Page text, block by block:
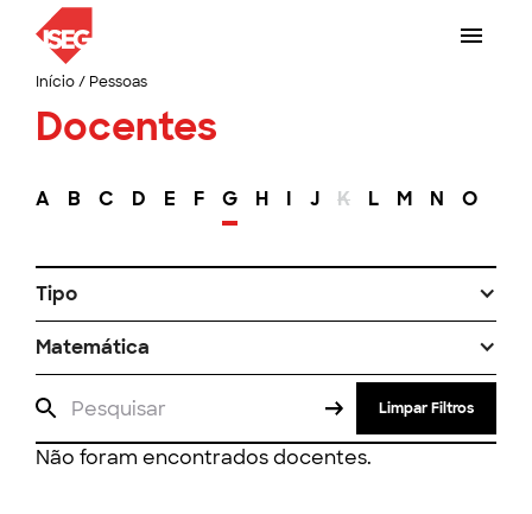
Início/ Pessoas
Docentes
A B C D E F G H I J K L M N O
Tipo
Matemática
Limpar Filtros
Não foram encontrados docentes.